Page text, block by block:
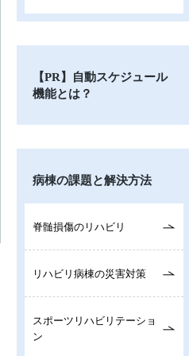
【PR】自動スケジュール
機能とは？
病棟の課題と解決方法
脊髄損傷のリハビリ
リハビリ病棟の災害対策
スポーツリハビリテーショ
ン